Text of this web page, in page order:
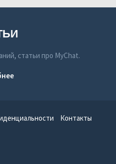
статьи про MyChat.
Контакты